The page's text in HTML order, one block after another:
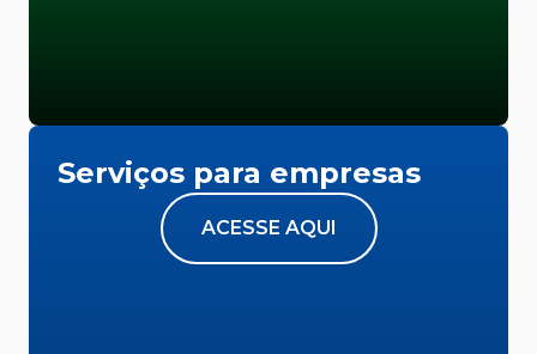
Serviços para empresas
ACESSE AQUI